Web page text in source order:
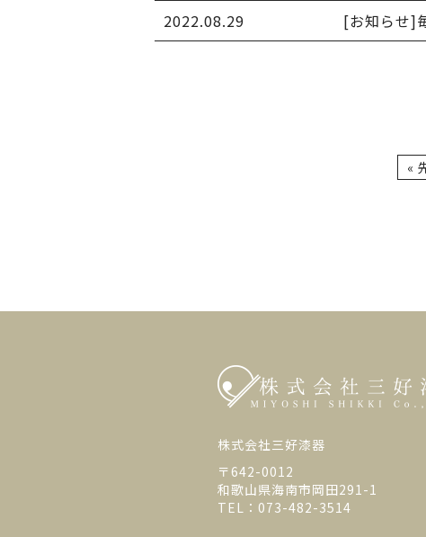
2022.08.29
[お知らせ]
«
株式会社三好漆器
〒642-0012
和歌山県海南市岡田291-1
TEL：073-482-3514